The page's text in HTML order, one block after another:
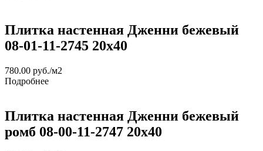
Плитка настенная Дженни бежевый
08-01-11-2745 20х40
780.00 руб./м2
Подробнее
Плитка настенная Дженни бежевый
ромб 08-00-11-2747 20х40